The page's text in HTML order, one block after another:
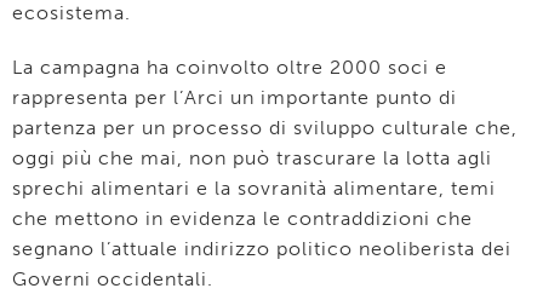
ecosistema.
La campagna ha coinvolto oltre 2000 soci e
rappresenta per l’Arci un importante punto di
partenza per un processo di sviluppo culturale che,
oggi più che mai, non può trascurare la lotta agli
sprechi alimentari e la sovranità alimentare, temi
che mettono in evidenza le contraddizioni che
segnano l’attuale indirizzo politico neoliberista dei
Governi occidentali.